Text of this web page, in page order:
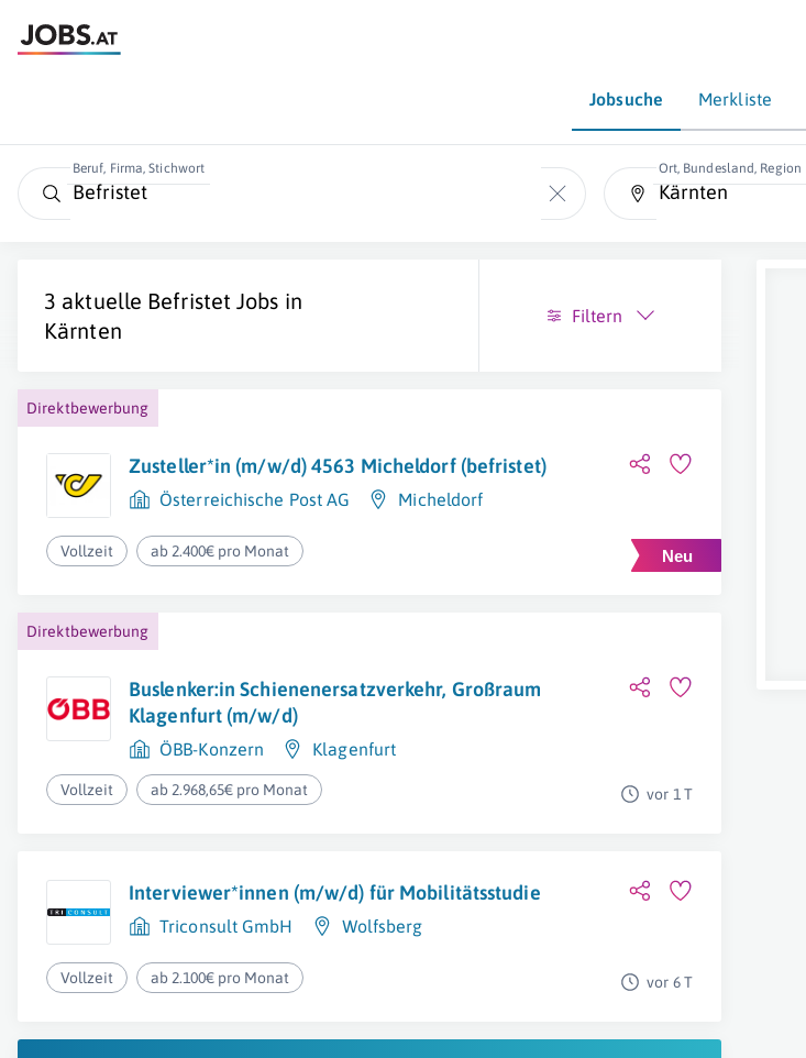
Jobsuche Merkliste
Beruf, Firma, Stichwort Ort, Bundesland, Region
3 aktuelle Befristet Jobs in
Kärnten
Filtern
Direktbewerbung
Zusteller*in (m/w/d) 4563 Micheldorf (befristet)
Österreichische Post AG Micheldorf
Vollzeit ab 2.400€ pro Monat
Direktbewerbung
Buslenker:in Schienenersatzverkehr, Großraum
Klagenfurt (m/w/d)
ÖBB-Konzern Klagenfurt
Vollzeit ab 2.968,65€ pro Monat vor 1 T
Interviewer*innen (m/w/d) für Mobilitätsstudie
Triconsult GmbH Wolfsberg
Vollzeit ab 2.100€ pro Monat vor 6 T